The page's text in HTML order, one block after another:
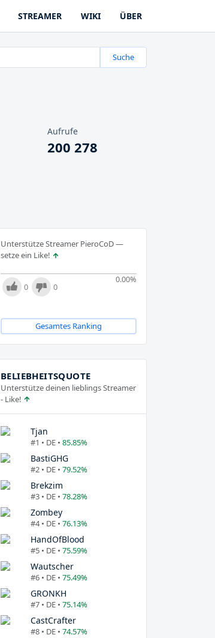
STREAMER WIKI ÜBER
Suche
Aufrufe
200 278
Unterstütze Streamer PieroCoD —
setze ein Like!
0.00%
0 0
Gesamtes Ranking
BELIEBHEITSQUOTE
Unterstütze deinen lieblings Streamer
- Like!
Tjan
#1 • DE • 85.85%
BastiGHG
#2 • DE • 79.52%
Brekzim
#3 • DE • 78.28%
Zombey
#4 • DE • 76.13%
HandOfBlood
#5 • DE • 75.59%
Wautscher
#6 • DE • 75.49%
GRONKH
#7 • DE • 75.14%
CastCrafter
#8 • DE • 74.57%